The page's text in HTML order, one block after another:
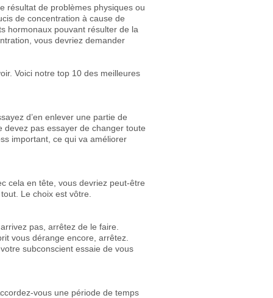
résultat de problèmes physiques ou
de concentration à cause de
hormonaux pouvant résulter de la
vous devriez demander
Voici notre top 10 des meilleures
d’en enlever une partie de
devez pas essayer de changer toute
important, ce qui va améliorer
cela en tête, vous devriez peut-être
Le choix est vôtre.
pas, arrêtez de le faire.
vous dérange encore, arrêtez.
subconscient essaie de vous
vous une période de temps